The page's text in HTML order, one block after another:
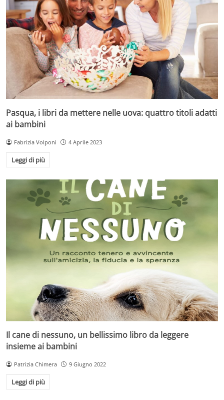
Pasqua, i libri da mettere nelle uova: quattro titoli adatti
ai bambini
Fabrizia Volponi 4 Aprile 2023
Leggi di più
Il cane di nessuno, un bellissimo libro da leggere
insieme ai bambini
Patrizia Chimera 9 Giugno 2022
Leggi di più